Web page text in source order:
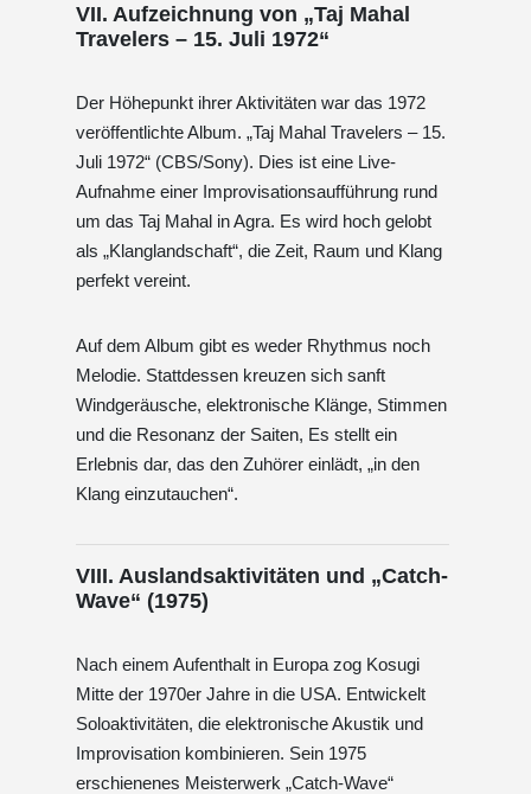
VII. Aufzeichnung von „Taj Mahal
Travelers – 15. Juli 1972“
Der Höhepunkt ihrer Aktivitäten war das 1972
veröffentlichte Album. „Taj Mahal Travelers – 15.
Juli 1972“ (CBS/Sony). Dies ist eine Live-
Aufnahme einer Improvisationsaufführung rund
um das Taj Mahal in Agra. Es wird hoch gelobt
als „Klanglandschaft“, die Zeit, Raum und Klang
perfekt vereint.
Auf dem Album gibt es weder Rhythmus noch
Melodie. Stattdessen kreuzen sich sanft
Windgeräusche, elektronische Klänge, Stimmen
und die Resonanz der Saiten, Es stellt ein
Erlebnis dar, das den Zuhörer einlädt, „in den
Klang einzutauchen“.
VIII. Auslandsaktivitäten und „Catch-
Wave“ (1975)
Nach einem Aufenthalt in Europa zog Kosugi
Mitte der 1970er Jahre in die USA. Entwickelt
Soloaktivitäten, die elektronische Akustik und
Improvisation kombinieren. Sein 1975
erschienenes Meisterwerk „Catch-Wave“